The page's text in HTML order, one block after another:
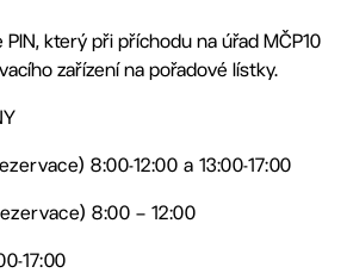
který při příchodu na úřad MČP10
zařízení na pořadové lístky.
8:00-12:00 a 13:00-17:00
8:00 – 12:00
17:00